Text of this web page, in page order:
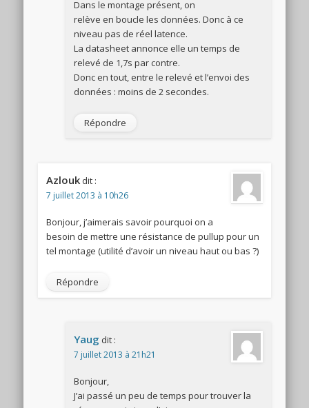
Dans le montage présent, on
relève en boucle les données. Donc à ce
niveau pas de réel latence.
La datasheet annonce elle un temps de
relevé de 1,7s par contre.
Donc en tout, entre le relevé et l’envoi des
données : moins de 2 secondes.
Répondre
Azlouk dit :
7 juillet 2013 à 10h26
Bonjour, j’aimerais savoir pourquoi on a
besoin de mettre une résistance de pullup pour un
tel montage (utilité d’avoir un niveau haut ou bas ?)
Répondre
Yaug dit :
7 juillet 2013 à 21h21
Bonjour,
J’ai passé un peu de temps pour trouver la